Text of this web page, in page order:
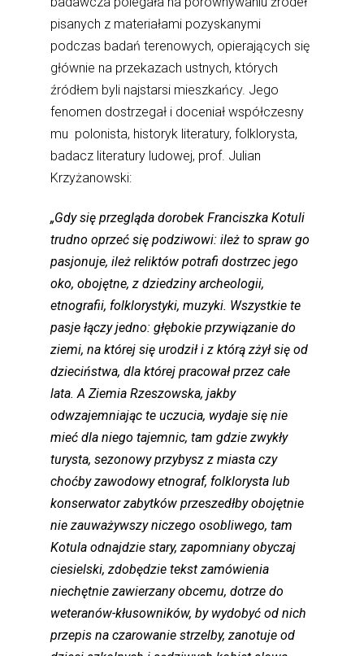
pisanych z materiałami pozyskanymi
podczas badań terenowych, opierających się
głównie na przekazach ustnych, których
źródłem byli najstarsi mieszkańcy. Jego
fenomen dostrzegał i doceniał współczesny
mu polonista, historyk literatury, folklorysta,
badacz literatury ludowej, prof. Julian
Krzyżanowski:
„Gdy się przegląda dorobek Franciszka Kotuli
trudno oprzeć się podziwowi: ileż to spraw go
pasjonuje, ileż reliktów potrafi dostrzec jego
oko, obojętne, z dziedziny archeologii,
etnografii, folklorystyki, muzyki. Wszystkie te
pasje łączy jedno: głębokie przywiązanie do
ziemi, na której się urodził i z którą zżył się od
dzieciństwa, dla której pracował przez całe
lata. A Ziemia Rzeszowska, jakby
odwzajemniając te uczucia, wydaje się nie
mieć dla niego tajemnic, tam gdzie zwykły
turysta, sezonowy przybysz z miasta czy
choćby zawodowy etnograf, folklorysta lub
konserwator zabytków przeszedłby obojętnie
nie zauważywszy niczego osobliwego, tam
Kotula odnajdzie stary, zapomniany obyczaj
ciesielski, zdobędzie tekst zamówienia
niechętnie zawierzany obcemu, dotrze do
weteranów-kłusowników, by wydobyć od nich
przepis na czarowanie strzelby, zanotuje od